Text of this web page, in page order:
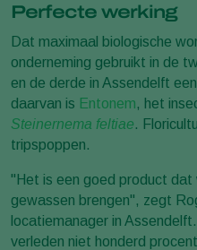
Perfecte werking
Dat maximaal biologische
onderneming gebruikt in de
en de derde in Assendelft
daarvan is Entonem, het
Steinernema feltiae.
tripspoppen.
"Het is een goed product
gewassen brengen", zegt
locatiemanager in
verleden niet honderd